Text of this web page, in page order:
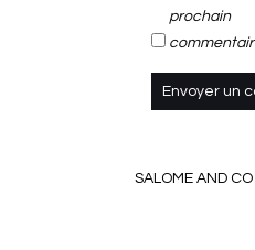
prochain
SALOME AND